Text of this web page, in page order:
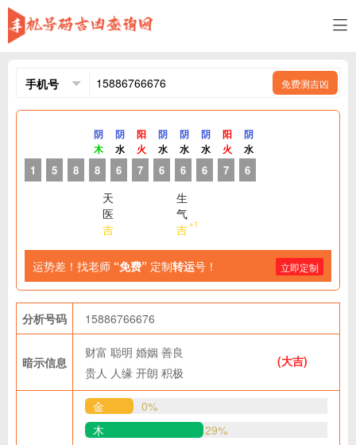
免费测吉凶
1 5 8
阴
木
8
阴
水
6
天
医
吉
阳
火
7
阴
水
6
阴
水
6
阴
水
6
阳
火
7
阴
水
6
生
气
吉+1
运势差！找老师 “免费” 定制转运号！ 立即定制
分析号码 15886766676
暗示信息
财富 聪明 婚姻 善良
贵人 人缘 开朗 积极
(大吉)
金
0%
木
29%